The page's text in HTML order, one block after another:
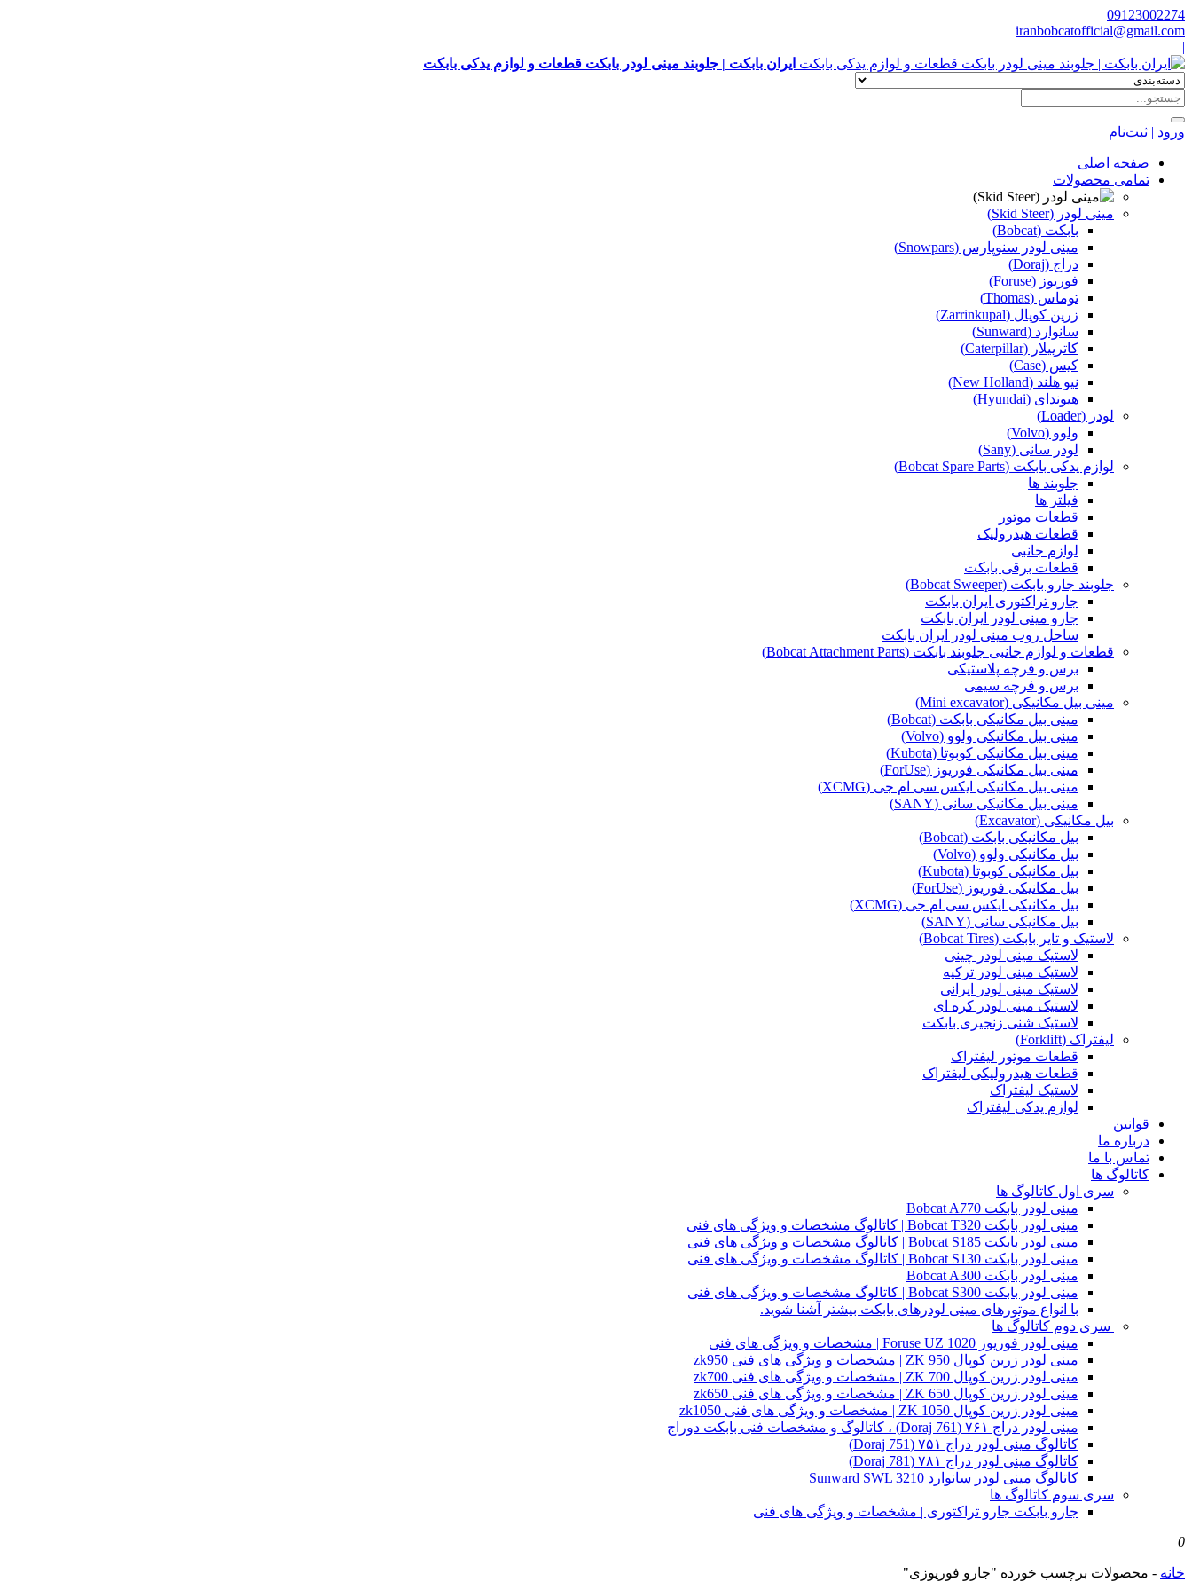
09123002274
iranbobcatofficial@gmail.com
|
ایران بابکت | جلوبند مینی لودر بابکت قطعات و لوازم یدکی بابکت
ورود | ثبت‌نام
صفحه اصلی
تمامی محصولات
مینی لودر (Skid Steer)
بابکت (Bobcat)
مینی لودر سنوپارس (Snowpars)
دراج (Doraj)
فوریوز (Foruse)
توماس (Thomas)
زرین کوپال (Zarrinkupal)
سانوارد (Sunward)
کاترپیلار (Caterpillar)
کیس (Case)
نیو هلند (New Holland)
هیوندای (Hyundai)
لودر (Loader)
ولوو (Volvo)
لودر سانی (Sany)
لوازم یدکی بابکت (Bobcat Spare Parts)
جلوبند ها
فیلتر ها
قطعات موتور
قطعات هیدرولیک
لوازم جانبی
قطعات برقی بابکت
جلوبند جارو بابکت (Bobcat Sweeper)
جارو تراکتوری ایران بابکت
جارو مینی لودر ایران بابکت
ساحل روب مینی لودر ایران بابکت
قطعات و لوازم جانبی جلوبند بابکت (Bobcat Attachment Parts)
برس و فرچه پلاستیکی
برس و فرچه سیمی
مینی بیل مکانیکی (Mini excavator)
مینی بیل مکانیکی بابکت (Bobcat)
مینی بیل مکانیکی ولوو (Volvo)
مینی بیل مکانیکی کوبوتا (Kubota)
مینی بیل مکانیکی فوریوز (ForUse)
مینی بیل مکانیکی ایکس سی ام جی (XCMG)
مینی بیل مکانیکی سانی (SANY)
بیل مکانیکی (Excavator)
بیل مکانیکی بابکت (Bobcat)
بیل مکانیکی ولوو (Volvo)
بیل مکانیکی کوبوتا (Kubota)
بیل مکانیکی فوریوز (ForUse)
بیل مکانیکی ایکس سی ام جی (XCMG)
بیل مکانیکی سانی (SANY)
لاستیک و تایر بابکت (Bobcat Tires)
لاستیک مینی لودر چینی
لاستیک مینی لودر ترکیه
لاستیک مینی لودر ایرانی
لاستیک مینی لودر کره ای
لاستیک شنی زنجیری بابکت
لیفتراک (Forklift)
قطعات موتور لیفتراک
قطعات هیدرولیکی لیفتراک
لاستیک لیفتراک
لوازم یدکی لیفتراک
قوانین
درباره ما
تماس با ما
کاتالوگ ها
سری اول کاتالوگ ها
مینی لودر بابکت Bobcat A770
مینی لودر بابکت Bobcat T320 | کاتالوگ مشخصات و ویژگی های فنی
مینی لودر بابکت Bobcat S185 | کاتالوگ مشخصات و ویژگی های فنی
مینی لودر بابکت Bobcat S130 | کاتالوگ مشخصات و ویژگی های فنی
مینی لودر بابکت Bobcat A300
مینی لودر بابکت Bobcat S300 | کاتالوگ مشخصات و ویژگی های فنی
با انواع موتورهای مینی لودرهای بابکت بیشتر آشنا شوید.
سری دوم کاتالوگ ها
مینی لودر فوریوز Foruse UZ 1020 | مشخصات و ویژگی های فنی
مینی لودر زرین کوپال ZK 950 | مشخصات و ویژگی های فنی zk950
مینی لودر زرین کوپال ZK 700 | مشخصات و ویژگی های فنی zk700
مینی لودر زرین کوپال ZK 650 | مشخصات و ویژگی های فنی zk650
مینی لودر زرین کوپال ZK 1050 | مشخصات و ویژگی های فنی zk1050
مینی لودر دراج ۷۶۱ (Doraj 761) ، کاتالوگ و مشخصات فنی بابکت دوراج
کاتالوگ مینی لودر دراج ۷۵۱ (Doraj 751)
کاتالوگ مینی لودر دراج ۷۸۱ (Doraj 781)
کاتالوگ مینی لودر سانوارد Sunward SWL 3210
سری سوم کاتالوگ ها
جارو بابکت جارو تراکتوری | مشخصات و ویژگی های فنی
0
خانه - محصولات برچسب خورده "جارو فوریوزی"